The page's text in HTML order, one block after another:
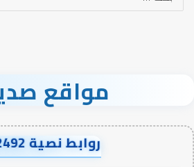
مواقع
روابط نصية AA2492